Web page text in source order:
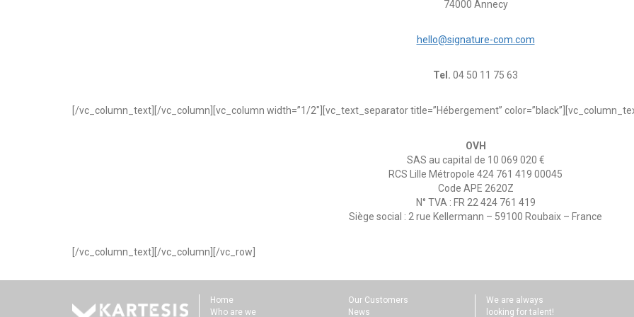
74000 Annecy
hello@signature-com.com
Tel. 04 50 11 75 63
[/vc_column_text][/vc_column][vc_column width=”1/2″][vc_text_separator title=”Hébergement”
OVH
SAS au capital de 10 069 020 €
RCS Lille Métropole 424 761 419 00045
Code APE 2620Z
N° TVA : FR 22 424 761 419
Siège social : 2 rue Kellermann – 59100 Roubaix – France
[/vc_column_text][/vc_column][/vc_row]
Home
Who are we
Our Customers
News
We are always
looking for talent!